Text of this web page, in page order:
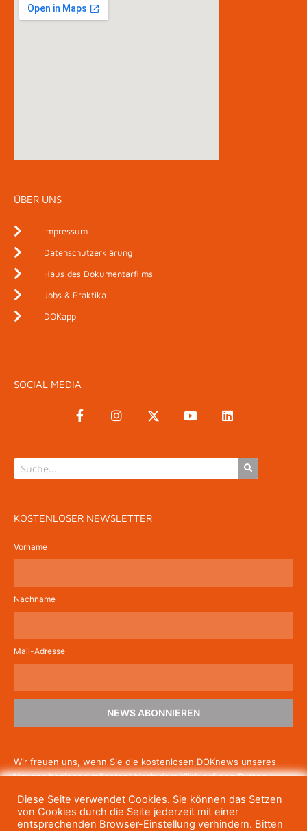
ÜBER UNS
Impressum
Datenschutzerklärung
Haus des Dokumentarfilms
Jobs & Praktika
DOKapp
SOCIAL MEDIA
KOSTENLOSER NEWSLETTER
Vorname
Nachname
Mail-Adresse
NEWS ABONNIEREN
Wir freuen uns, wenn Sie die kostenlosen DOKnews unseres
Hauses beziehen möchten! Nach dem Klick auf den Button
um die Newsletter-Anmeldung abzuschließen. Wenn Sie unsere
Gratis-News irgendwann nicht mehr erhalten wollen, können
Diese Seite verwendet Cookies. Sie können das Setzen
von Cookies durch die Seite jederzeit mit einer
entsprechenden Browser-Einstellung verhindern. Bitten